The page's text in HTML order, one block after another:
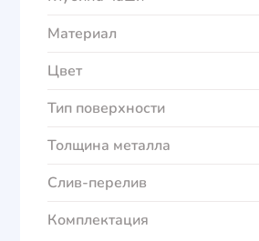
Материал
Цвет
Тип поверхности
Толщина металла
Слив-перелив
Комплектация